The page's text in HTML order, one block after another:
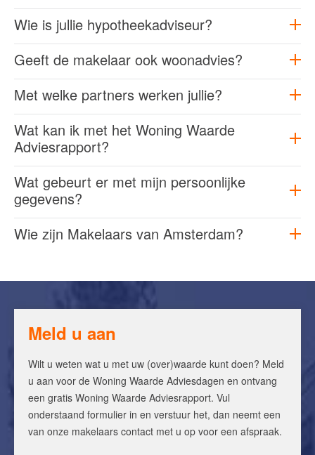
Wie is jullie hypotheekadviseur?
Geeft de makelaar ook woonadvies?
Met welke partners werken jullie?
Wat kan ik met het Woning Waarde
Adviesrapport?
Wat gebeurt er met mijn persoonlijke
gegevens?
Wie zijn Makelaars van Amsterdam?
Meld u aan
Wilt u weten wat u met uw (over)waarde kunt doen? Meld
u aan voor de Woning Waarde Adviesdagen en ontvang
een gratis Woning Waarde Adviesrapport. Vul
onderstaand formulier in en verstuur het, dan neemt een
van onze makelaars contact met u op voor een afspraak.